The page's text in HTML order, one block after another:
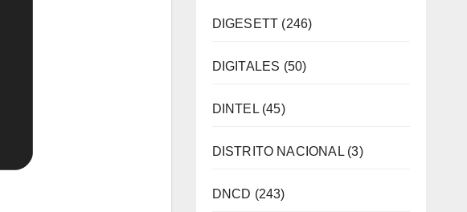
DIGESETT (246)
DIGITALES (50)
DINTEL(45)
DISTRITO NACIONAL(3)
DNCD (243)